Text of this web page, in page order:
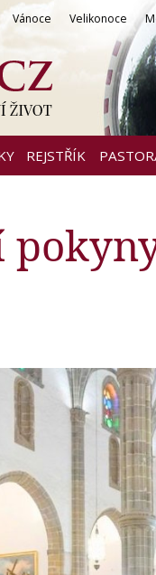
Vánoce Velikonoce
REJSTŘÍK